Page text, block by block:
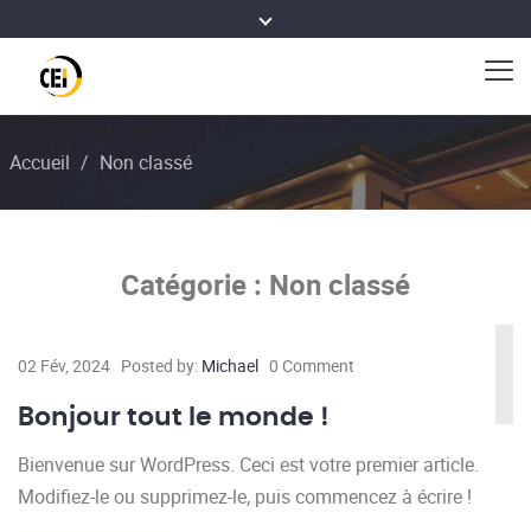
Accueil / Non classé
Catégorie : Non classé
02 Fév, 2024 Posted by: Michael 0 Comment
Bonjour tout le monde !
Bienvenue sur WordPress. Ceci est votre premier article.
Modifiez-le ou supprimez-le, puis commencez à écrire !